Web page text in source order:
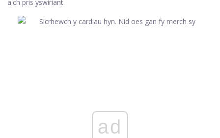
a'ch pris yswiriant.
ad